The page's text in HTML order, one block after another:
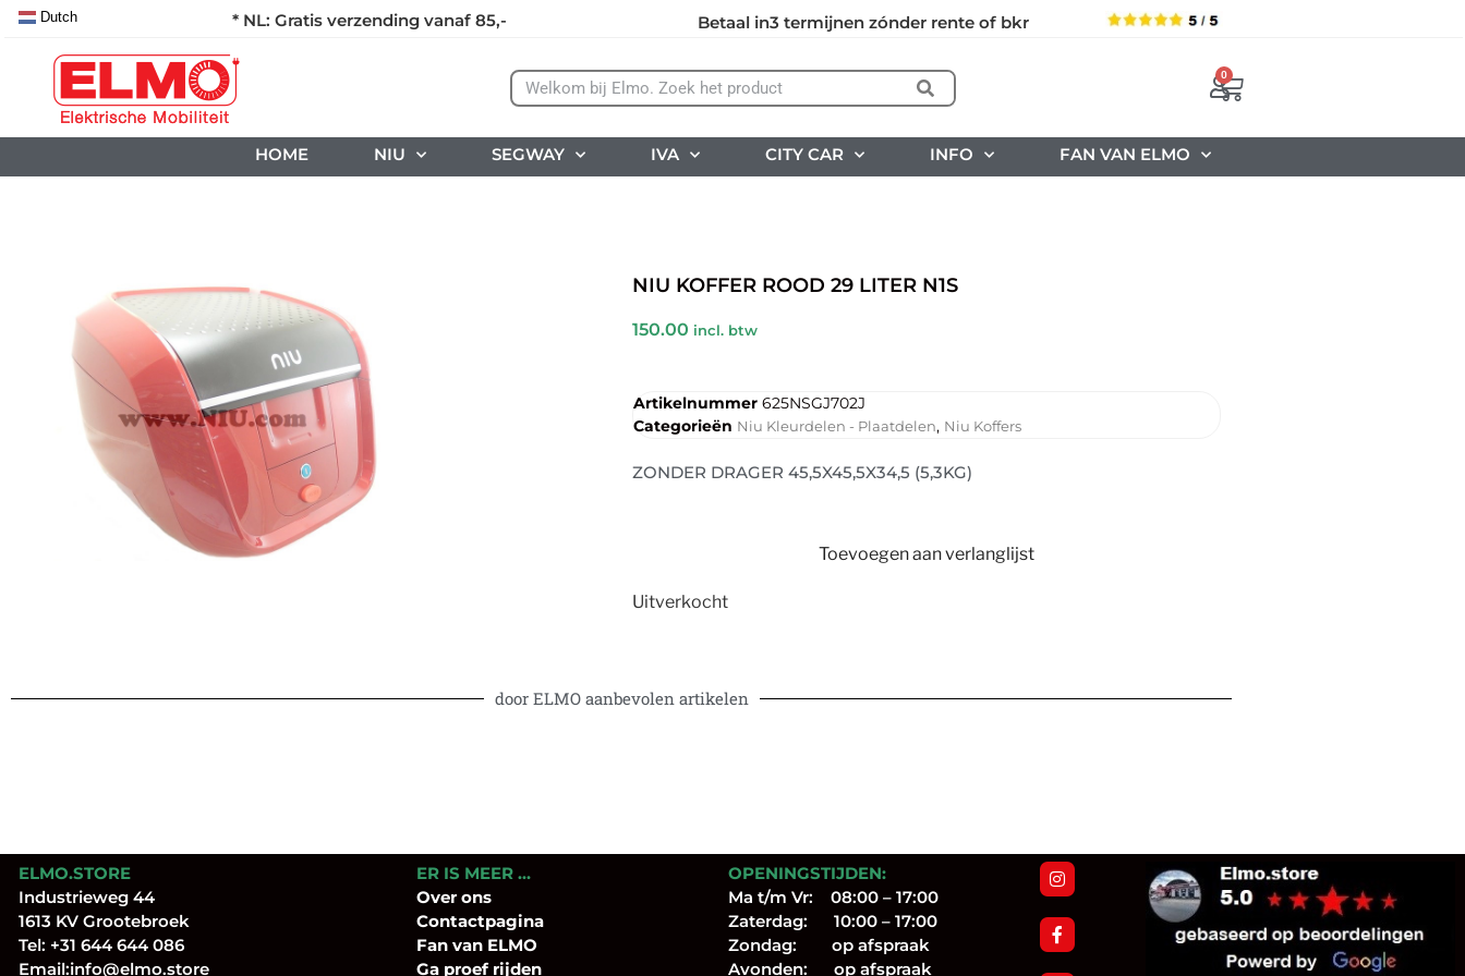
* NL: Gratis verzending vanaf 85,- Betaal in3 termijnen zónder rente of bkr
Dutch
0
HOME NIU SEGWAY IVA CITY CAR INFO FAN VAN ELMO
NIU KOFFER ROOD 29 LITER N1S
150.00 incl. btw
Artikelnummer 625NSGJ702J
Categorieën Niu Kleurdelen - Plaatdelen, Niu Koffers
ZONDER DRAGER 45,5X45,5X34,5 (5,3KG)
Toevoegen aan verlanglijst
Uitverkocht
door ELMO aanbevolen artikelen
ELMO.STORE
Industrieweg 44
1613 KV Grootebroek
Tel: +31 644 644 086
Email:info@elmo.store
ER IS MEER …
Over ons
Contactpagina
Fanvan ELMO
Ga proef rijden
OPENINGSTIJDEN:
Ma t/m Vr: 08:00 – 17:00
Zaterdag: 10:00 – 17:00
Zondag: op afspraak
Avonden: op afspraak